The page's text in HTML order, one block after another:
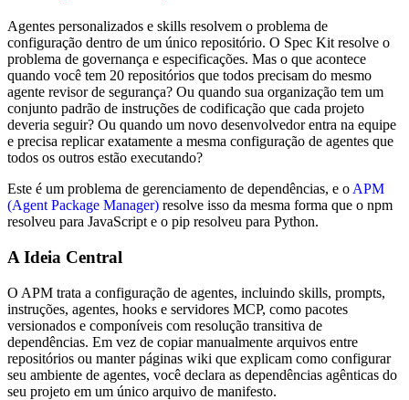
Agentes personalizados e skills resolvem o problema de
configuração dentro de um único repositório. O Spec Kit resolve o
problema de governança e especificações. Mas o que acontece
quando você tem 20 repositórios que todos precisam do mesmo
agente revisor de segurança? Ou quando sua organização tem um
conjunto padrão de instruções de codificação que cada projeto
deveria seguir? Ou quando um novo desenvolvedor entra na equipe
e precisa replicar exatamente a mesma configuração de agentes que
todos os outros estão executando?
Este é um problema de gerenciamento de dependências, e oAPM
(Agent Package Manager) resolve isso da mesma forma que o npm
resolveu para JavaScript e o pip resolveu para Python.
A Ideia Central
O APM trata a configuração de agentes, incluindo skills, prompts,
instruções, agentes, hooks e servidores MCP, como pacotes
versionados e componíveis com resolução transitiva de
dependências. Em vez de copiar manualmente arquivos entre
repositórios ou manter páginas wiki que explicam como configurar
seu ambiente de agentes, você declara as dependências agênticas do
seu projeto em um único arquivo de manifesto.